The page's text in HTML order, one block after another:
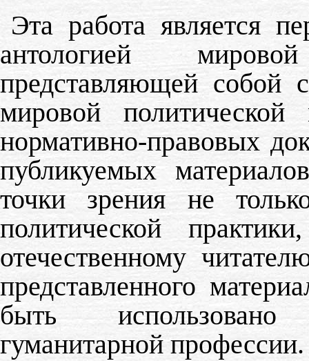
Эта работа является
антологией
представляющей собой
мировой
нормативно-правовых
публикуемых
точки зрения не
политической
отечественному
представленного
быть
гуманитарной профессии.